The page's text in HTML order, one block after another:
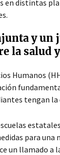
distintas
y
la salud
Humanos
tengan la
para
un llamado a